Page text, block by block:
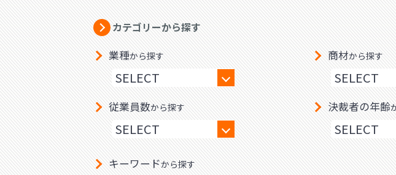
カテゴリーから探す
業種から探す 商材から探す
従業員数から探す 決裁者の年齢
キーワードから探す